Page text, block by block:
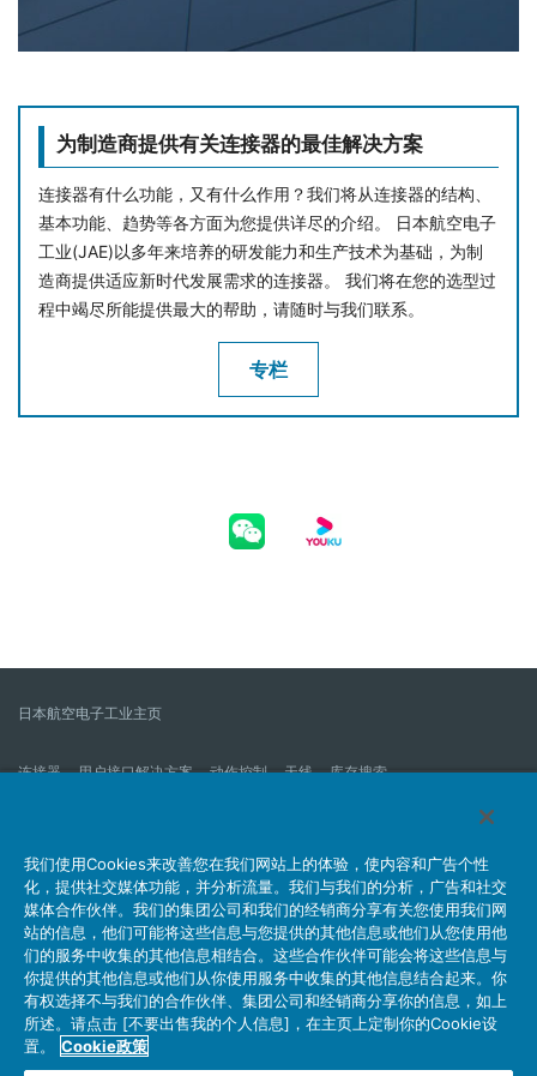
为制造商提供有关连接器的最佳解决方案
连接器有什么功能，又有什么作用？我们将从连接器的结构、
基本功能、趋势等各方面为您提供详尽的介绍。 日本航空电子
工业(JAE)以多年来培养的研发能力和生产技术为基础，为制
造商提供适应新时代发展需求的连接器。 我们将在您的选型过
程中竭尽所能提供最大的帮助，请随时与我们联系。
专栏
日本航空电子工业主页
连接器 用户接口解决方案 动作控制 天线 库存搜索
我们的公司 企业社会责任 IR消息 公司新到信息列表
产品信息新的列表
网站地图
联系我们
个人信息保护方针 JAE Cookie政策
关于利用本网站
社交媒体官方账号运营方针
我们使用Cookies来改善您在我们网站上的体验，使内容和广告个性
化，提供社交媒体功能，并分析流量。我们与我们的分析，广告和社交
媒体合作伙伴。我们的集团公司和我们的经销商分享有关您使用我们网
站的信息，他们可能将这些信息与您提供的其他信息或他们从您使用他
们的服务中收集的其他信息相结合。这些合作伙伴可能会将这些信息与
你提供的其他信息或他们从你使用服务中收集的其他信息结合起来。你
有权选择不与我们的合作伙伴、集团公司和经销商分享你的信息，如上
所述。请点击 [不要出售我的个人信息]，在主页上定制你的Cookie设
置。
Cookie政策